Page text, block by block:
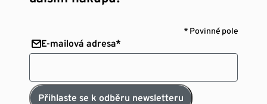
* Povinné pole
E-mailová adresa*
Přihlaste se k odběru newsletteru